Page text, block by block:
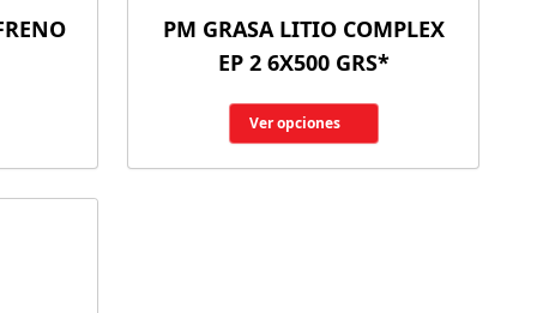
PM GRASA LITIO COMPLEX
EP 2 6X500 GRS*
Ver opciones